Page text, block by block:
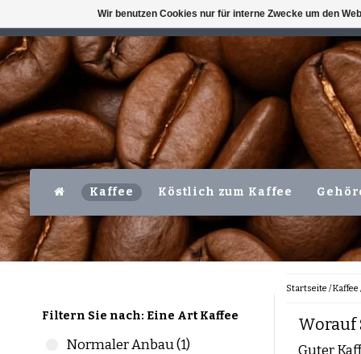
VERFÜGBAR MO-FR VOR 16 UHR
Kaffee Köstlich zum Kaffee
Filtern Sie nach: Eine Art Kaffee
Normaler Anbau (1)
Startseite /Kaffee
Worauf
Guter
Wir benutzen Cookies nur für interne Zwecke um den